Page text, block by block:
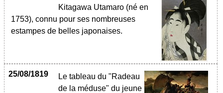
Kitagawa Utamaro (né en
1753), connu pour ses nombreuses
estampes de belles japonaises.
25/08/1819
Le tableau du "Radeau
de la méduse" du jeune